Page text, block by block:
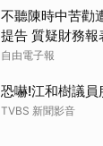
不聽陳時中苦勸
提告 質疑財務報
自由電子報
恐嚇!江和樹議
TVBS 新聞影音